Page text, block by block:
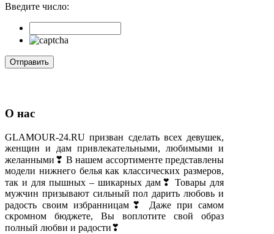
Введите число:
О нас
GLAMOUR-24.RU призван сделать всех девушек,
женщин и дам привлекательными, любимыми и
желанными❣ В нашем ассортименте представлены
модели нижнего белья как классических размеров,
так и для пышных – шикарных дам❣ Товары для
мужчин призывают сильный пол дарить любовь и
радость своим избранницам❣ Даже при самом
скромном бюджете, Вы воплотите свой образ
полный любви и радости❣